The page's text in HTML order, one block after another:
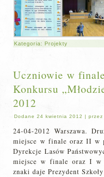
Kategoria: Projekty
Uczniowie w
Konkursu
2012
Dodane 24 kwietnia 2012 |przez
24-04-2012 Warszawa.
miejsce w finale oraz II w
Dyrekcje Lasów
miejsce w finale oraz I w
znaki daje Prezydent